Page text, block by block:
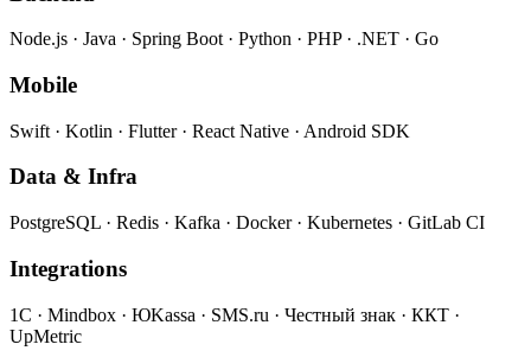
Node.js · Java · Spring Boot · Python · PHP · .NET · Go
Mobile
Swift · Kotlin · Flutter · React Native · Android SDK
Data & Infra
PostgreSQL · Redis · Kafka · Docker · Kubernetes · GitLab CI
Integrations
1С · Mindbox · ЮKassa · SMS.ru · Честный знак · ККТ ·
UpMetric